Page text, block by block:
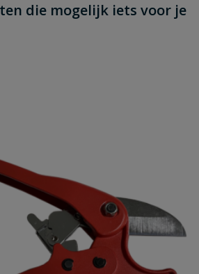
die mogelijk iets voor je